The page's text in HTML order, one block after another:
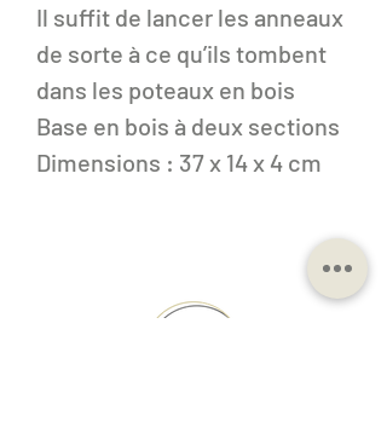
Il suffit de lancer les anneaux
de sorte à ce qu’ils tombent
dans les poteaux en bois
Base en bois à deux sections
Dimensions : 37 x 14 x 4 cm